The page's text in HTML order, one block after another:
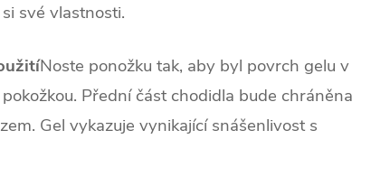
své vlastnosti.
Noste ponožku tak, aby byl povrch gelu v
Přední část chodidla bude chráněna
Gel vykazuje vynikající snášenlivost s